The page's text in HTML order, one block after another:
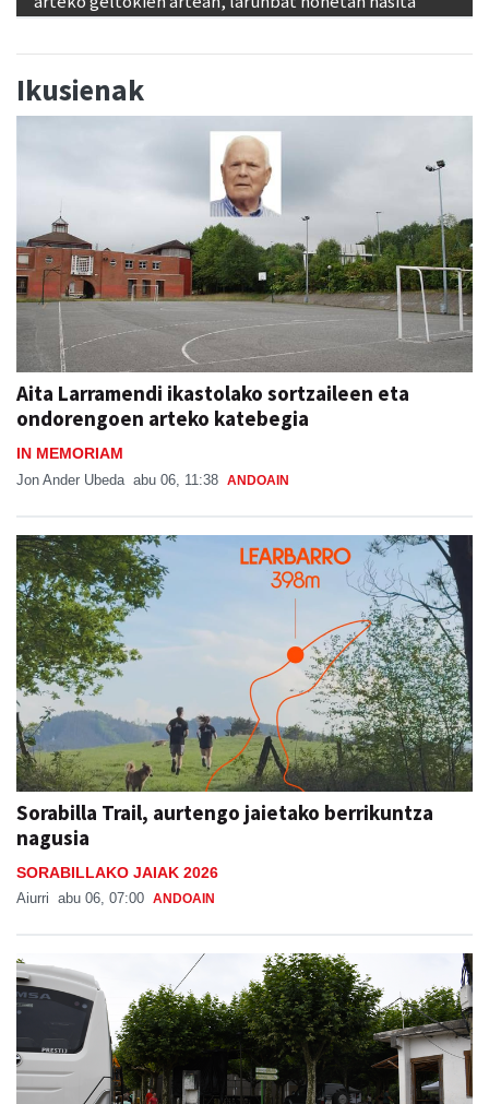
Ikusienak
Aita Larramendi ikastolako sortzaileen eta
ondorengoen arteko katebegia
IN MEMORIAM
Jon Ander Ubeda abu 06, 11:38 ANDOAIN
Sorabilla Trail, aurtengo jaietako berrikuntza
nagusia
SORABILLAKO JAIAK 2026
Aiurri abu 06, 07:00 ANDOAIN